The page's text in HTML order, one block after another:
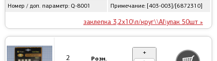
Номер / доп. параметр: Q-8001 Примечание: [403-003]/[6872310]
заклепка 3,2x10\п/круг\\Al\упак 50шт »
2
Розн.
+